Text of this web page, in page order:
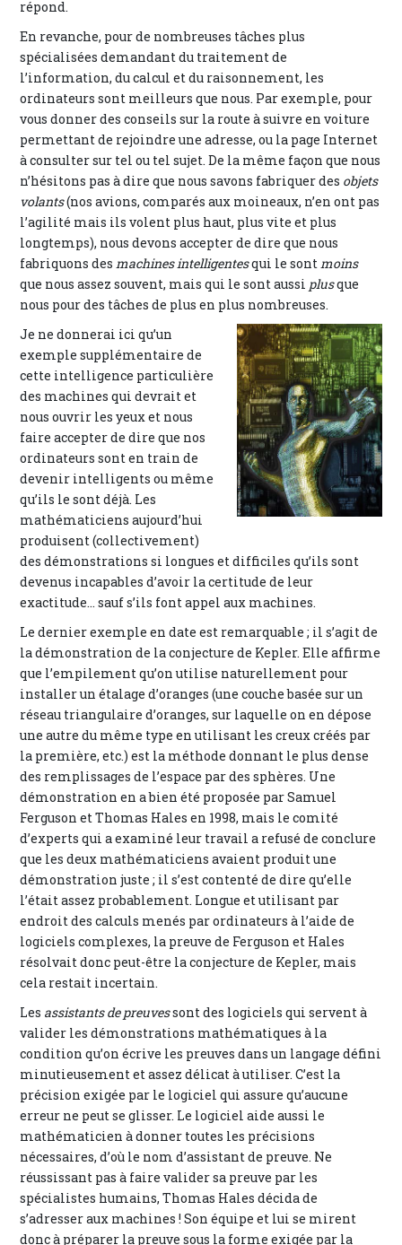
répond.
En revanche, pour de nombreuses tâches plus
spécialisées demandant du traitement de
l’information, du calcul et du raisonnement, les
ordinateurs sont meilleurs que nous. Par exemple, pour
vous donner des conseils sur la route à suivre en voiture
permettant de rejoindre une adresse, ou la page Internet
à consulter sur tel ou tel sujet. De la même façon que nous
n’hésitons pas à dire que nous savons fabriquer des objets
volants(nos avions, comparés aux moineaux, n’en ont pas
l’agilité mais ils volent plus haut, plus vite et plus
longtemps), nous devons accepter de dire que nous
fabriquons des machines intelligentesqui le sont moins
que nous assez souvent, mais qui le sont aussi plusque
nous pour des tâches de plus en plus nombreuses.
Je ne donnerai ici qu’un
exemple supplémentaire de
cette intelligence particulière
des machines qui devrait et
nous ouvrir les yeux et nous
faire accepter de dire que nos
ordinateurs sont en train de
devenir intelligents ou même
qu’ils le sont déjà. Les
mathématiciens aujourd’hui
produisent (collectivement)
des démonstrations si longues et difficiles qu’ils sont
devenus incapables d’avoir la certitude de leur
exactitude... sauf s’ils font appel aux machines.
Le dernier exemple en date est remarquable ; il s’agit de
la démonstration de la conjecture de Kepler. Elle affirme
que l’empilement qu’on utilise naturellement pour
installer un étalage d’oranges (une couche basée sur un
réseau triangulaire d’oranges, sur laquelle on en dépose
une autre du même type en utilisant les creux créés par
la première, etc.) est la méthode donnant le plus dense
des remplissages de l’espace par des sphères. Une
démonstration en a bien été proposée par Samuel
Ferguson et Thomas Hales en 1998, mais le comité
d’experts qui a examiné leur travail a refusé de conclure
que les deux mathématiciens avaient produit une
démonstration juste ; il s’est contenté de dire qu’elle
l’était assez probablement. Longue et utilisant par
endroit des calculs menés par ordinateurs à l’aide de
logiciels complexes, la preuve de Ferguson et Hales
résolvait donc peut-être la conjecture de Kepler, mais
cela restait incertain.
Les assistants de preuvessont des logiciels qui servent à
valider les démonstrations mathématiques à la
condition qu’on écrive les preuves dans un langage défini
minutieusement et assez délicat à utiliser. C’est la
précision exigée par le logiciel qui assure qu’aucune
erreur ne peut se glisser. Le logiciel aide aussi le
mathématicien à donner toutes les précisions
nécessaires, d’où le nom d’assistant de preuve. Ne
réussissant pas à faire valider sa preuve par les
spécialistes humains, Thomas Hales décida de
s’adresser aux machines ! Son équipe et lui se mirent
donc à préparer la preuve sous la forme exigée par la